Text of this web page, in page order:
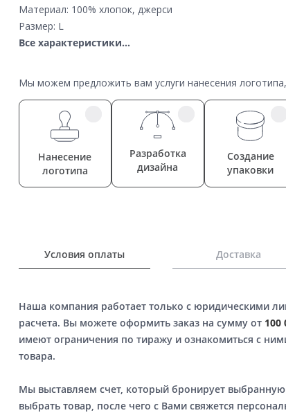
Материал: 100% хлопок, джерси
Размер: L
Все характеристики...
Мы можем предложить вам услуги нанесения
Нанесение
логотипа
Разработка
дизайна
Создание
упаковки
Условия оплаты Доставка
Наша компания работает только с юридическими
расчета. Вы можете оформить заказ на сумму от 100
имеют ограничения по тиражу и ознакомиться с
товара.
Мы выставляем счет, который бронирует
выбрать товар, после чего с Вами свяжется